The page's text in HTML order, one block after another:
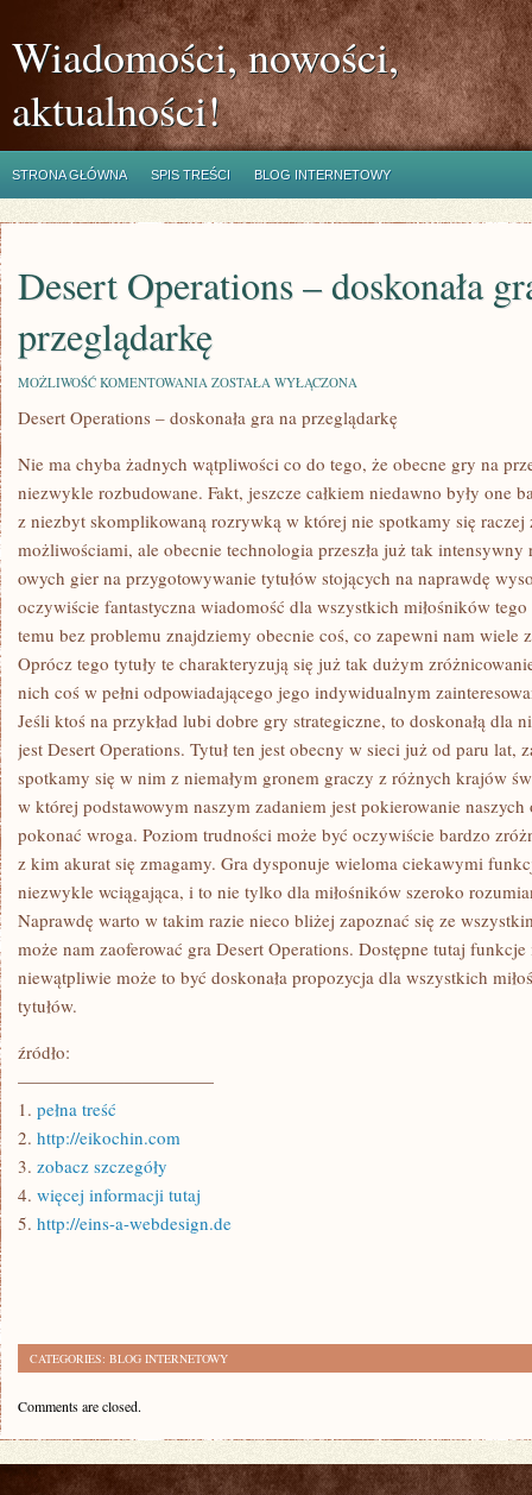
Wiadomości, nowości,
aktualności!
STRONA GŁÓWNA SPIS TREŚCI BLOG INTERNETOWY
Desert Operations – doskonała
przeglądarkę
MOŻLIWOŚĆ KOMENTOWANIA DESERT
–
NA
PRZEGLĄDARKĘ
ZOSTAŁA WYŁĄCZONA
Desert Operations – doskonała gra na przeglądarkę
Nie ma chyba żadnych wątpliwości co do tego, że obecne gry na
niezwykle rozbudowane. Fakt, jeszcze całkiem niedawno były one
z niezbyt skomplikowaną rozrywką w której nie spotkamy się
możliwościami, ale obecnie technologia przeszła już tak
owych gier na przygotowywanie tytułów stojących na naprawdę
oczywiście fantastyczna wiadomość dla wszystkich miłośników
temu bez problemu znajdziemy obecnie coś, co zapewni nam wiele
Oprócz tego tytuły te charakteryzują się już tak dużym
nich coś w pełni odpowiadającego jego indywidualnym
Jeśli ktoś na przykład lubi dobre gry strategiczne, to doskonałą dla
jest Desert Operations. Tytuł ten jest obecny w sieci już od paru lat,
spotkamy się w nim z niemałym gronem graczy z różnych krajów
w której podstawowym naszym zadaniem jest pokierowanie
pokonać wroga. Poziom trudności może być oczywiście bardzo
z kim akurat się zmagamy. Gra dysponuje wieloma ciekawymi
niezwykle wciągająca, i to nie tylko dla miłośników szeroko
Naprawdę warto w takim razie nieco bliżej zapoznać się ze
może nam zaoferować gra Desert Operations. Dostępne tutaj
niewątpliwie może to być doskonała propozycja dla wszystkich
tytułów.
źródło:
———————————
1. pełna treść
2. http://eikochin.com
3. zobacz szczegóły
4. więcej informacji tutaj
5. http://eins-a-webdesign.de
CATEGORIES: BLOG INTERNETOWY
Comments are closed.